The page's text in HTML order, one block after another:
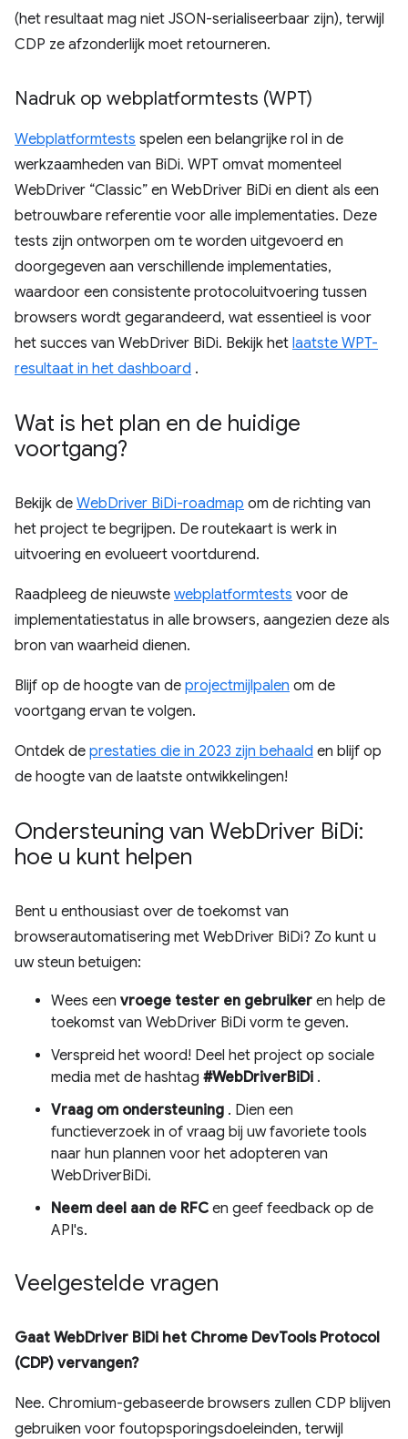
(het resultaat mag niet JSON-serialiseerbaar zijn), terwijl
CDP ze afzonderlijk moet retourneren.
Nadruk op webplatformtests (WPT)
Webplatformtests spelen een belangrijke rol in de
werkzaamheden van BiDi. WPT omvat momenteel
WebDriver “Classic” en WebDriver BiDi en dient als een
betrouwbare referentie voor alle implementaties. Deze
tests zijn ontworpen om te worden uitgevoerd en
doorgegeven aan verschillende implementaties,
waardoor een consistente protocoluitvoering tussen
browsers wordt gegarandeerd, wat essentieel is voor
het succes van WebDriver BiDi. Bekijk het laatste WPT-
resultaat in het dashboard .
Wat is het plan en de huidige
voortgang?
Bekijk de WebDriver BiDi-roadmap om de richting van
het project te begrijpen. De routekaart is werk in
uitvoering en evolueert voortdurend.
Raadpleeg de nieuwste webplatformtests voor de
implementatiestatus in alle browsers, aangezien deze als
bron van waarheid dienen.
Blijf op de hoogte van de projectmijlpalen om de
voortgang ervan te volgen.
Ontdek de prestaties die in 2023 zijn behaald en blijf op
de hoogte van de laatste ontwikkelingen!
Ondersteuning van WebDriver BiDi:
hoe u kunt helpen
Bent u enthousiast over de toekomst van
browserautomatisering met WebDriver BiDi? Zo kunt u
uw steun betuigen:
Wees een vroege tester en gebruiker en help de
toekomst van WebDriver BiDi vorm te geven.
Verspreid het woord! Deel het project op sociale
media met de hashtag #WebDriverBiDi .
Vraag om ondersteuning . Dien een
functieverzoek in of vraag bij uw favoriete tools
naar hun plannen voor het adopteren van
WebDriverBiDi.
Neem deel aan de RFC en geef feedback op de
API's.
Veelgestelde vragen
Gaat WebDriver BiDi het Chrome DevTools Protocol
(CDP) vervangen?
Nee. Chromium-gebaseerde browsers zullen CDP blijven
gebruiken voor foutopsporingsdoeleinden, terwijl